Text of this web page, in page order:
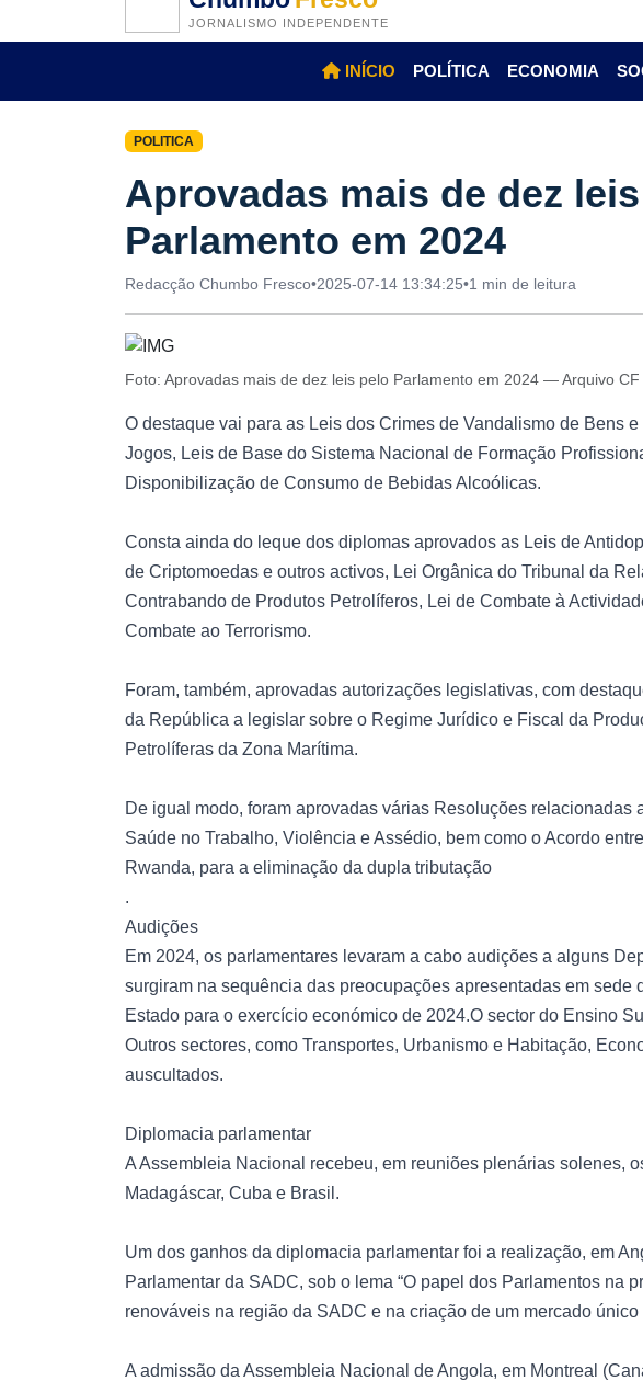
JORNALISMO INDEPENDENTE
INÍCIO POLÍTICA ECONOMIA
POLITICA
Aprovadas mais de dez
Parlamento em 2024
Redacção Chumbo Fresco•2025-07-14 13:34:25•1 min de leitura
Foto: Aprovadas mais de dez leis pelo Parlamento em 2024 — Arquivo CF
O destaque vai para as Leis dos Crimes de Vandalismo de Bens
Jogos, Leis de Base do Sistema Nacional de Formação
Disponibilização de Consumo de Bebidas Alcoólicas.
Consta ainda do leque dos diplomas aprovados as Leis de
de Criptomoedas e outros activos, Lei Orgânica do Tribunal da
Contrabando de Produtos Petrolíferos, Lei de Combate à
Combate ao Terrorismo.
Foram, também, aprovadas autorizações legislativas, com
da República a legislar sobre o Regime Jurídico e Fiscal da
Petrolíferas da Zona Marítima.
De igual modo, foram aprovadas várias Resoluções relacionadas
Saúde no Trabalho, Violência e Assédio, bem como o Acordo
Rwanda, para a eliminação da dupla tributação
.
Audições
Em 2024, os parlamentares levaram a cabo audições a alguns
surgiram na sequência das preocupações apresentadas em sede
Estado para o exercício económico de 2024.O sector do Ensino
Outros sectores, como Transportes, Urbanismo e Habitação,
auscultados.
Diplomacia parlamentar
A Assembleia Nacional recebeu, em reuniões plenárias solenes,
Madagáscar, Cuba e Brasil.
Um dos ganhos da diplomacia parlamentar foi a realização, em
Parlamentar da SADC, sob o lema “O papel dos Parlamentos na
renováveis na região da SADC e na criação de um mercado único
A admissão da Assembleia Nacional de Angola, em Montreal